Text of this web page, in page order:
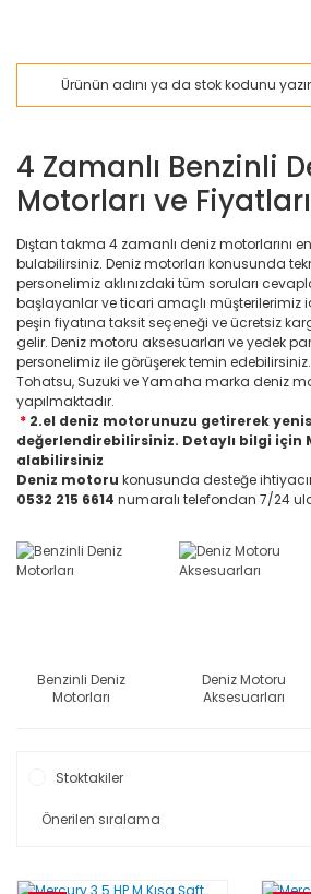
4 Zamanlı Benzinli
Motorları ve Fiyatları
Dıştan takma 4 zamanlı deniz motorlarını
bulabilirsiniz. Deniz motorları konusunda
personelimiz aklınızdaki tüm soruları
başlayanlar ve ticari amaçlı müşterilerimiz
peşin fiyatına taksit seçeneği ve ücretsiz
gelir. Deniz motoru aksesuarları ve yedek
personelimiz ile görüşerek temin
Tohatsu, Suzuki ve Yamaha marka deniz
yapılmaktadır.
* 2.el deniz motorunuzu getirerek
değerlendirebilirsiniz. Detaylı bilgi için
alabilirsiniz
Deniz motoru konusunda desteğe
0532 215 6614 numaralı telefondan 7/24
Benzinli Deniz
Motorları
Deniz Motoru
Aksesuarları
Stoktakiler